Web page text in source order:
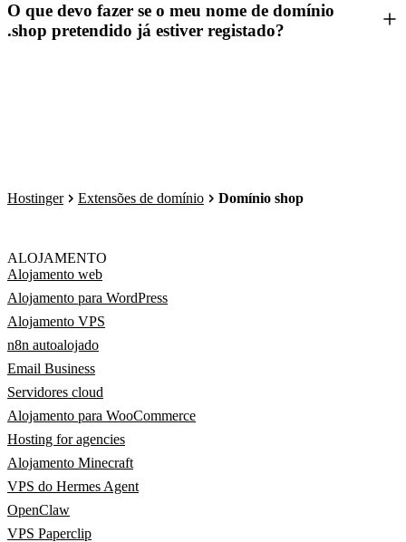
O que devo fazer se o meu nome de domínio
.shop pretendido já estiver registado?
Hostinger Extensões de domínio Domínio shop
ALOJAMENTO
Alojamento web
Alojamento para WordPress
Alojamento VPS
n8n autoalojado
Email Business
Servidores cloud
Alojamento para WooCommerce
Hosting for agencies
Alojamento Minecraft
VPS do Hermes Agent
OpenClaw
VPS Paperclip